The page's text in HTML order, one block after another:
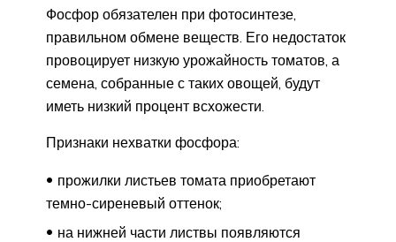
Фосфор обязателен при фотосинтезе,
правильном обмене веществ. Его недостаток
провоцирует низкую урожайность томатов, а
семена, собранные с таких овощей, будут
иметь низкий процент всхожести.
Признаки нехватки фосфора:
прожилки листьев томата приобретают
темно-сиреневый оттенок;
на нижней части листвы появляются